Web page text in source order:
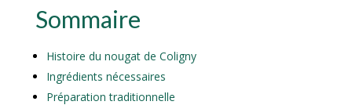
Sommaire
Histoire du nougat de Coligny
Ingrédients nécessaires
Préparation traditionnelle